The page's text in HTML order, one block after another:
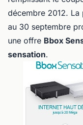
décembre 2012.
au 30 septembre
une offre Bbox
sensation.